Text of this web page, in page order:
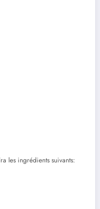
les ingrédients suivants: